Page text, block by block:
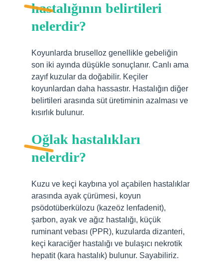
hastalığının belirtileri
nelerdir?
Koyunlarda bruselloz genellikle gebeliğin
son iki ayında düşükle sonuçlanır. Canlı ama
zayıf kuzular da doğabilir. Keçiler
koyunlardan daha hassastır. Hastalığın diğer
belirtileri arasında süt üretiminin azalması ve
kısırlık bulunur.
Oğlak hastalıkları
nelerdir?
Kuzu ve keçi kaybına yol açabilen hastalıklar
arasında ayak çürümesi, koyun
psödotüberkülozu (kazeöz lenfadenit),
şarbon, ayak ve ağız hastalığı, küçük
ruminant vebası (PPR), kuzularda dizanteri,
keçi karaciğer hastalığı ve bulaşıcı nekrotik
hepatit (kara hastalık) bulunur. Sayabiliriz.